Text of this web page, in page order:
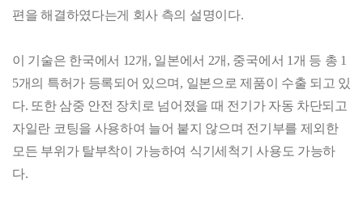
편을 해결하였다는게 회사 측의 설명이다.
이 기술은 한국에서 12개, 일본에서 2개, 중국에서 1개 등 총 1
5개의 특허가 등록되어 있으며, 일본으로 제품이 수출 되고 있
다. 또한 삼중 안전 장치로 넘어졌을 때 전기가 자동 차단되고
자일란 코팅을 사용하여 늘어 붙지 않으며 전기부를 제외한
모든 부위가 탈부착이 가능하여 식기세척기 사용도 가능하
다.